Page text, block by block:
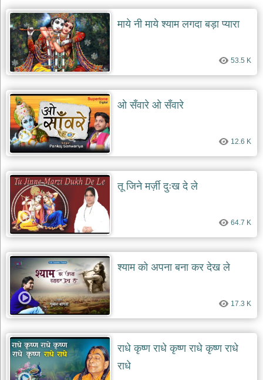
दयाल
भजन
bawa
lal
dayal
bhajans
शनि
भजन
shani
dev
bhajans
आज
का
भजन
bhajan
of
the
day
भजन
जोड़ें
माये नी माये श्याम लगदा बड़ा प्यारा
53.5 K
ओ सँवारे ओ सँवारे
12.6 K
तू जिने मर्ज़ी दुःख दे ले
64.7 K
श्याम को अपना बना कर देख ले
17.3 K
राधे कृष्ण राधे कृष्ण राधे कृष्ण राधे
राधे